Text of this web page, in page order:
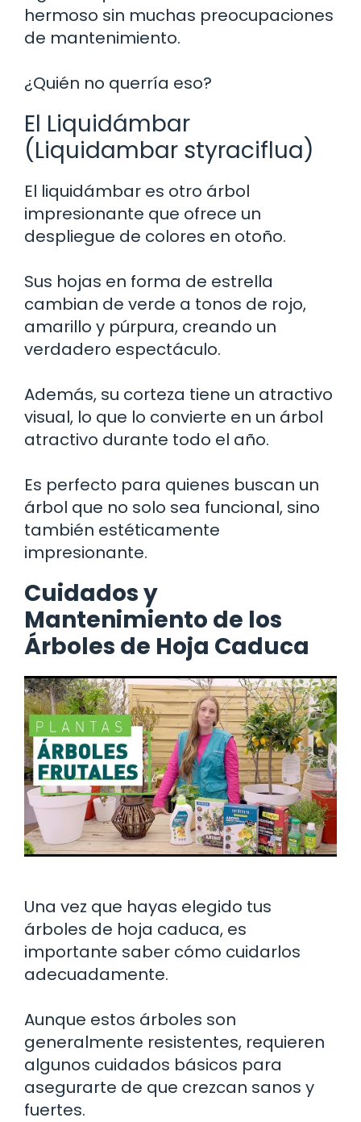
hermoso sin muchas preocupaciones
de mantenimiento.
¿Quién no querría eso?
El Liquidámbar
(Liquidambar styraciflua)
El liquidámbar es otro árbol
impresionante que ofrece un
despliegue de colores en otoño.
Sus hojas en forma de estrella
cambian de verde a tonos de rojo,
amarillo y púrpura, creando un
verdadero espectáculo.
Además, su corteza tiene un atractivo
visual, lo que lo convierte en un árbol
atractivo durante todo el año.
Es perfecto para quienes buscan un
árbol que no solo sea funcional, sino
también estéticamente
impresionante.
Cuidados y
Mantenimiento de los
Árboles de Hoja Caduca
Una vez que hayas elegido tus
árboles de hoja caduca, es
importante saber cómo cuidarlos
adecuadamente.
Aunque estos árboles son
generalmente resistentes, requieren
algunos cuidados básicos para
asegurarte de que crezcan sanos y
fuertes.